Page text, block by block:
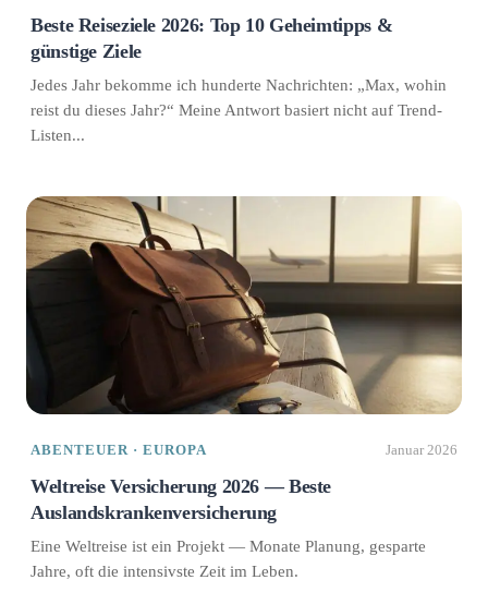
Beste Reiseziele 2026: Top 10 Geheimtipps &
günstige Ziele
Jedes Jahr bekomme ich hunderte Nachrichten: „Max, wohin
reist du dieses Jahr?“ Meine Antwort basiert nicht auf Trend-
Listen...
ABENTEUER · EUROPA Januar 2026
Weltreise Versicherung 2026 — Beste
Auslandskrankenversicherung
Eine Weltreise ist ein Projekt — Monate Planung, gesparte
Jahre, oft die intensivste Zeit im Leben.